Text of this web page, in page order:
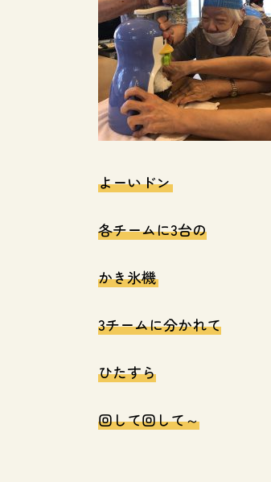
よーいドン
各チームに3台の
かき氷機
3チームに分かれて
ひたすら
回して回して～